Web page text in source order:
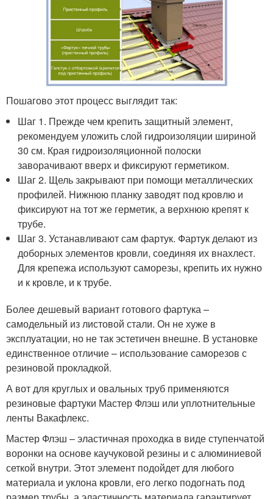
Пошагово этот процесс выглядит так:
Шаг 1. Прежде чем крепить защитный элемент,
рекомендуем уложить слой гидроизоляции шириной
30 см. Края гидроизоляционной полоски
заворачивают вверх и фиксируют герметиком.
Шаг 2. Щель закрывают при помощи металлических
профилей. Нижнюю планку заводят под кровлю и
фиксируют на тот же герметик, а верхнюю крепят к
трубе.
Шаг 3. Устанавливают сам фартук. Фартук делают из
доборных элементов кровли, соединяя их внахлест.
Для крепежа используют саморезы, крепить их нужно
и к кровле, и к трубе.
Более дешевый вариант готового фартука –
самодельный из листовой стали. Он не хуже в
эксплуатации, но не так эстетичен внешне. В установке
единственное отличие – использование саморезов с
резиновой прокладкой.
А вот для круглых и овальных труб применяются
резиновые фартуки Мастер Флэш или уплотнительные
ленты Вакафлекс.
Мастер Флэш – эластичная проходка в виде ступенчатой
воронки на основе каучуковой резины и с алюминиевой
сеткой внутри. Этот элемент подойдет для любого
материала и уклона кровли, его легко подогнать под